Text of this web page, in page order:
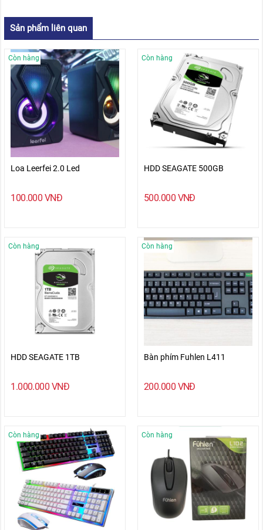
Sản phẩm liên quan
Loa Leerfei 2.0 Led
Còn hàng
100.000 VNĐ
HDD SEAGATE 500GB
Còn hàng
500.000 VNĐ
HDD SEAGATE 1TB
Còn hàng
1.000.000 VNĐ
Bàn phím Fuhlen L411
Còn hàng
200.000 VNĐ
Còn hàng Còn hàng